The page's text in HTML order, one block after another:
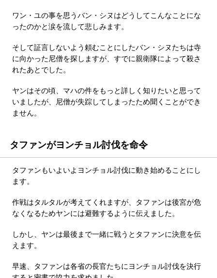
ワン・ユの事を思うバン・シヌはどうしてこんなことにな
ったのかと涙を流して悲しみます。
そして証言しないよう頼むことにしたバン・シヌたちは寺
に向かった尼僧を探しますが、すでに親衛隊によって殺さ
れたあとでした。
ヤンはその頃、マハの件をもっと詳しく知りたいと思って
いましたが、尼僧が失踪してしまったため聞くことができ
ません。
タファンがヨンチョル討伐を命令
タファンもいよいよヨンチョル討伐に動き始めることにし
ます。
作戦はタルタルが考えてくれますが、タファンは後宮が危
なくなるためヤンには避難するように伝えました。
しかし、ヤンは最後まで一緒に戦うとタファンに決意を伝
えます。
早速、タファンは各省の長官たちにヨンチョル討伐を決行